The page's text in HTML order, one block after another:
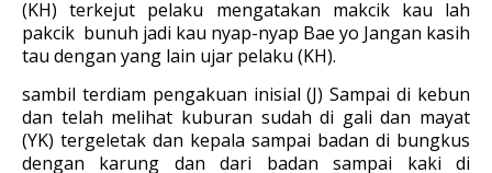
(KH) terkejut pelaku mengatakan makcik kau lah
pakcik bunuh jadi kau nyap-nyap Bae yo Jangan kasih
tau dengan yang lain ujar pelaku (KH).
sambil terdiam pengakuan inisial (J) Sampai di kebun
dan telah melihat kuburan sudah di gali dan mayat
(YK) tergeletak dan kepala sampai badan di bungkus
dengan karung dan dari badan sampai kaki di